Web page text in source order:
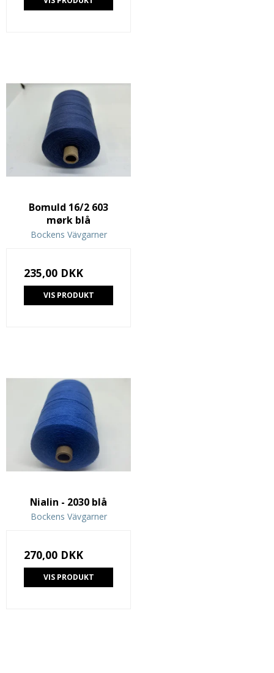
Bomuld 16/2 603
mørk blå
Bockens Vävgarner
235,00 DKK
VIS PRODUKT
Nialin - 2030 blå
Bockens Vävgarner
270,00 DKK
VIS PRODUKT